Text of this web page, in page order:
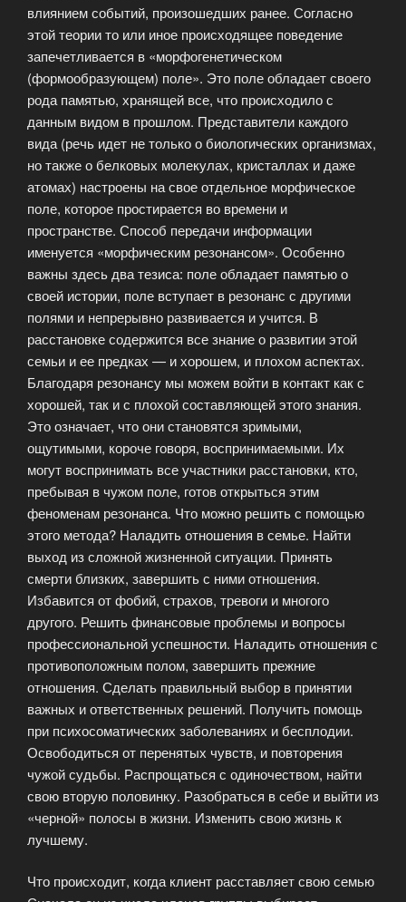
влиянием событий, произошедших ранее. Согласно
этой теории то или иное происходящее поведение
запечетливается в «морфогенетическом
(формообразующем) поле». Это поле обладает своего
рода памятью, хранящей все, что происходило с
данным видом в прошлом. Представители каждого
вида (речь идет не только о биологических организмах,
но также о белковых молекулах, кристаллах и даже
атомах) настроены на свое отдельное морфическое
поле, которое простирается во времени и
пространстве. Способ передачи информации
именуется «морфическим резонансом». Особенно
важны здесь два тезиса: поле обладает памятью о
своей истории, поле вступает в резонанс с другими
полями и непрерывно развивается и учится. В
расстановке содержится все знание о развитии этой
семьи и ее предках — и хорошем, и плохом аспектах.
Благодаря резонансу мы можем войти в контакт как с
хорошей, так и с плохой составляющей этого знания.
Это означает, что они становятся зримыми,
ощутимыми, короче говоря, воспринимаемыми. Их
могут воспринимать все участники расстановки, кто,
пребывая в чужом поле, готов открыться этим
феноменам резонанса. Что можно решить с помощью
этого метода? Наладить отношения в семье. Найти
выход из сложной жизненной ситуации. Принять
смерти близких, завершить с ними отношения.
Избавится от фобий, страхов, тревоги и многого
другого. Решить финансовые проблемы и вопросы
профессиональной успешности. Наладить отношения с
противоположным полом, завершить прежние
отношения. Сделать правильный выбор в принятии
важных и ответственных решений. Получить помощь
при психосоматических заболеваниях и бесплодии.
Освободиться от перенятых чувств, и повторения
чужой судьбы. Распрощаться с одиночеством, найти
свою вторую половинку. Разобраться в себе и выйти из
«черной» полосы в жизни. Изменить свою жизнь к
лучшему.
Что происходит, когда клиент расставляет свою семью